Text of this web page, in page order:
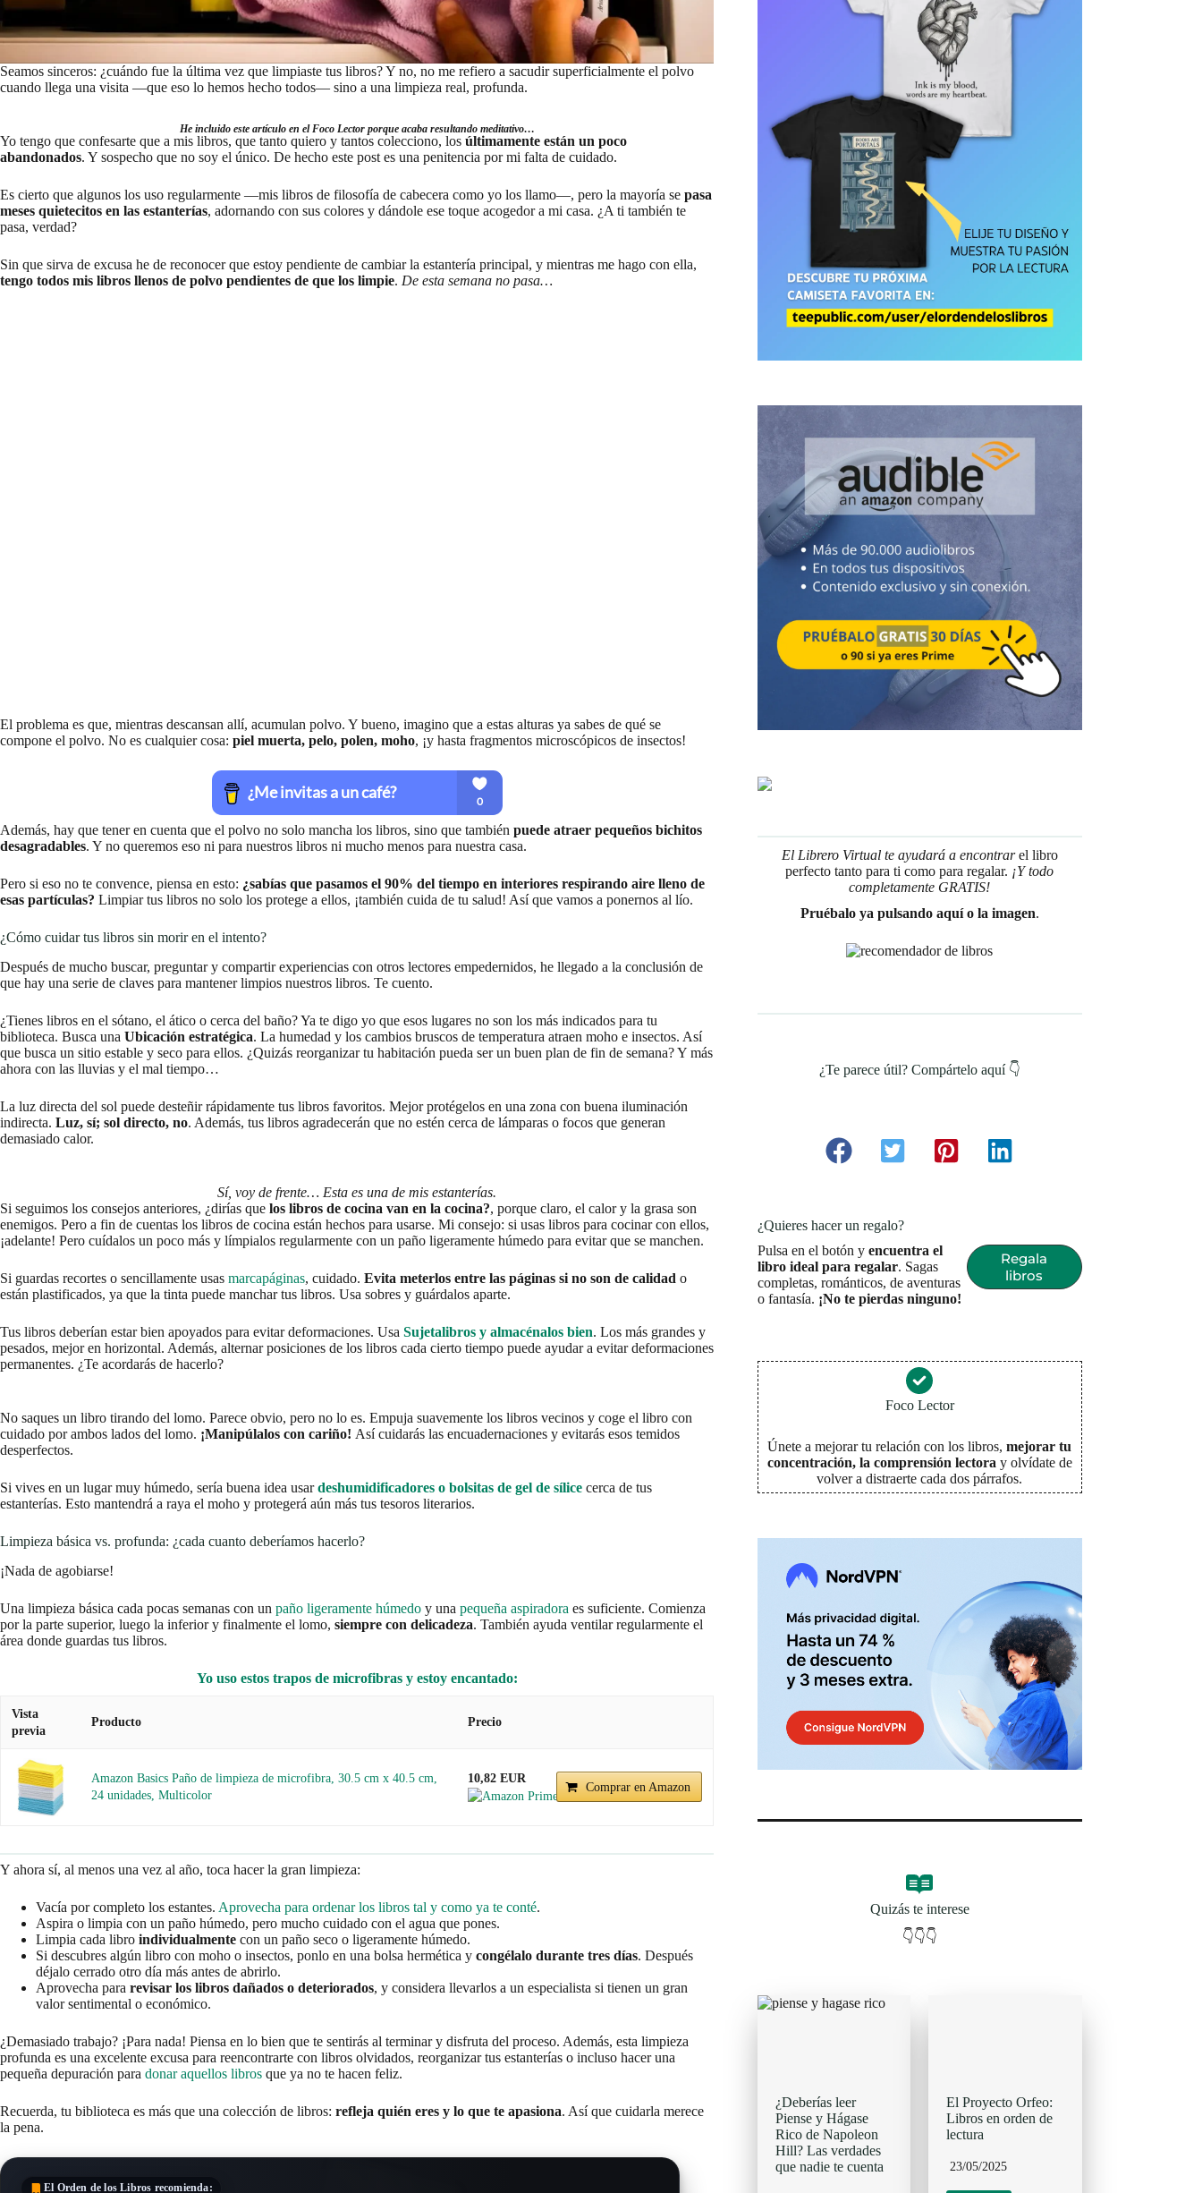
Seamos sinceros: ¿cuándo fue la última vez que limpiaste tus libros? Y no, no me refiero a sacudir superficialmente el polvo
cuando llega una visita —que eso lo hemos hecho todos— sino a una limpieza real, profunda.
He incluido este artículo en el Foco Lector porque acaba resultando meditativo…
Yo tengo que confesarte que a mis libros, que tanto quiero y tantos colecciono, los últimamente están un poco
abandonados. Y sospecho que no soy el único. De hecho este post es una penitencia por mi falta de cuidado.
Es cierto que algunos los uso regularmente —mis libros de filosofía de cabecera como yo los llamo—, pero la mayoría se pasa
meses quietecitos en las estanterías, adornando con sus colores y dándole ese toque acogedor a mi casa. ¿A ti también te
pasa, verdad?
Sin que sirva de excusa he de reconocer que estoy pendiente de cambiar la estantería principal, y mientras me hago con ella,
tengo todos mis libros llenos de polvo pendientes de que los limpie. De esta semana no pasa…
El problema es que, mientras descansan allí, acumulan polvo. Y bueno, imagino que a estas alturas ya sabes de qué se
compone el polvo. No es cualquier cosa: piel muerta, pelo, polen, moho, ¡y hasta fragmentos microscópicos de insectos!
Además, hay que tener en cuenta que el polvo no solo mancha los libros, sino que también puede atraer pequeños bichitos
desagradables. Y no queremos eso ni para nuestros libros ni mucho menos para nuestra casa.
Pero si eso no te convence, piensa en esto: ¿sabías que pasamos el 90% del tiempo en interiores respirando aire lleno de
esas partículas? Limpiar tus libros no solo los protege a ellos, ¡también cuida de tu salud! Así que vamos a ponernos al lío.
¿Cómo cuidar tus libros sin morir en el intento?
Después de mucho buscar, preguntar y compartir experiencias con otros lectores empedernidos, he llegado a la conclusión de
que hay una serie de claves para mantener limpios nuestros libros. Te cuento.
¿Tienes libros en el sótano, el ático o cerca del baño? Ya te digo yo que esos lugares no son los más indicados para tu
biblioteca. Busca una Ubicación estratégica. La humedad y los cambios bruscos de temperatura atraen moho e insectos. Así
que busca un sitio estable y seco para ellos. ¿Quizás reorganizar tu habitación pueda ser un buen plan de fin de semana? Y más
ahora con las lluvias y el mal tiempo…
La luz directa del sol puede desteñir rápidamente tus libros favoritos. Mejor protégelos en una zona con buena iluminación
indirecta. Luz, sí; sol directo, no. Además, tus libros agradecerán que no estén cerca de lámparas o focos que generan
demasiado calor.
Sí, voy de frente… Esta es una de mis estanterías.
Si seguimos los consejos anteriores, ¿dirías que los libros de cocina van en la cocina?, porque claro, el calor y la grasa son
enemigos. Pero a fin de cuentas los libros de cocina están hechos para usarse. Mi consejo: si usas libros para cocinar con ellos,
¡adelante! Pero cuídalos un poco más y límpialos regularmente con un paño ligeramente húmedo para evitar que se manchen.
Si guardas recortes o sencillamente usas marcapáginas, cuidado. Evita meterlos entre las páginas si no son de calidad o
están plastificados, ya que la tinta puede manchar tus libros. Usa sobres y guárdalos aparte.
Tus libros deberían estar bien apoyados para evitar deformaciones. Usa Sujetalibros y almacénalos bien. Los más grandes y
pesados, mejor en horizontal. Además, alternar posiciones de los libros cada cierto tiempo puede ayudar a evitar deformaciones
permanentes. ¿Te acordarás de hacerlo?
No saques un libro tirando del lomo. Parece obvio, pero no lo es. Empuja suavemente los libros vecinos y coge el libro con
cuidado por ambos lados del lomo. ¡Manipúlalos con cariño! Así cuidarás las encuadernaciones y evitarás esos temidos
desperfectos.
Si vives en un lugar muy húmedo, sería buena idea usardeshumidificadores o bolsitas de gel de sílice cerca de tus
estanterías. Esto mantendrá a raya el moho y protegerá aún más tus tesoros literarios.
Limpieza básica vs. profunda: ¿cada cuanto deberíamos hacerlo?
¡Nada de agobiarse!
Una limpieza básica cada pocas semanas con un paño ligeramente húmedo y una pequeña aspiradora es suficiente. Comienza
por la parte superior, luego la inferior y finalmente el lomo, siempre con delicadeza. También ayuda ventilar regularmente el
área donde guardas tus libros.
Yo uso estos trapos de microfibras y estoy encantado:
Vista
previa
Producto Precio
Amazon Basics Paño de limpieza de microfibra, 30.5 cm x 40.5 cm,
24 unidades, Multicolor
10,82 EUR
Comprar en Amazon
Y ahora sí, al menos una vez al año, toca hacer la gran limpieza:
Vacía por completo los estantes. Aprovecha para ordenar los libros tal y como ya te conté.
Aspira o limpia con un paño húmedo, pero mucho cuidado con el agua que pones.
Limpia cada libro individualmente con un paño seco o ligeramente húmedo.
Si descubres algún libro con moho o insectos, ponlo en una bolsa hermética y congélalo durante tres días. Después
déjalo cerrado otro día más antes de abrirlo.
Aprovecha para revisar los libros dañados o deteriorados, y considera llevarlos a un especialista si tienen un gran
valor sentimental o económico.
¿Demasiado trabajo? ¡Para nada! Piensa en lo bien que te sentirás al terminar y disfruta del proceso. Además, esta limpieza
profunda es una excelente excusa para reencontrarte con libros olvidados, reorganizar tus estanterías o incluso hacer una
pequeña depuración para donar aquellos libros que ya no te hacen feliz.
Recuerda, tu biblioteca es más que una colección de libros: refleja quién eres y lo que te apasiona. Así que cuidarla merece
la pena.
El Orden de los Libros recomienda:
El Librero Virtual te ayudará a encontrarel libro
perfecto tanto para ti como para regalar. ¡Y todo
completamente GRATIS!
Pruébalo ya pulsando aquí o la imagen.
¿Te parece útil? Compártelo aquí 👇
¿Quieres hacer un regalo?
Pulsa en el botón y encuentra el
libro ideal para regalar. Sagas
completas, románticos, de aventuras
o fantasía. ¡No te pierdas ninguno!
Regala
libros
Foco Lector
Únete a mejorar tu relación con los libros,mejorar tu
concentración, la comprensión lectora y olvídate de
volver a distraerte cada dos párrafos.
Quizás te interese
👇👇👇
¿Deberías leer
Piense y Hágase
Rico de Napoleon
Hill? Las verdades
que nadie te cuenta
El Proyecto Orfeo:
Libros en orden de
lectura
23/05/2025